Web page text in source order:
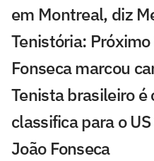
em Montreal, diz
Tenistória:
Fonseca marcou
Tenista brasileiro é
classifica para o
João Fonseca